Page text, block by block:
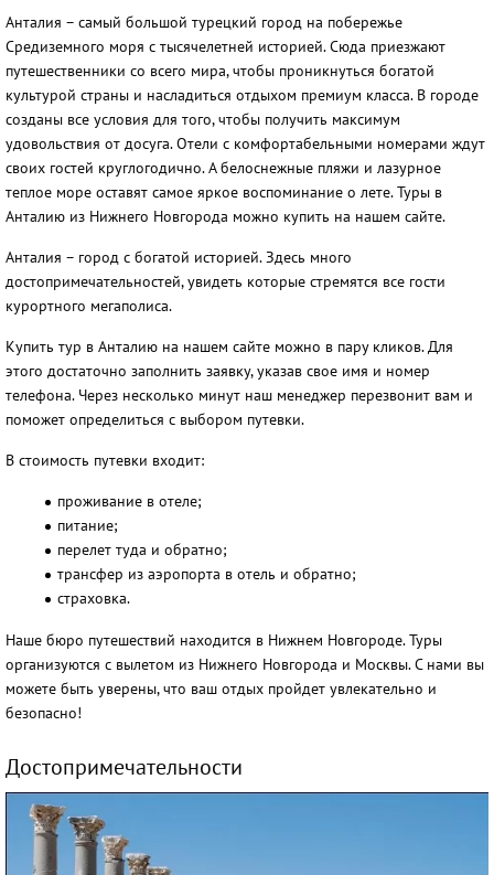
Анталия – самый большой турецкий город на побережье
Средиземного моря с тысячелетней историей. Сюда приезжают
путешественники со всего мира, чтобы проникнуться богатой
культурой страны и насладиться отдыхом премиум класса. В городе
созданы все условия для того, чтобы получить максимум
удовольствия от досуга. Отели с комфортабельными номерами ждут
своих гостей круглогодично. А белоснежные пляжи и лазурное
теплое море оставят самое яркое воспоминание о лете. Туры в
Анталию из Нижнего Новгорода можно купить на нашем сайте.
Анталия – город с богатой историей. Здесь много
достопримечательностей, увидеть которые стремятся все гости
курортного мегаполиса.
Купить тур в Анталию на нашем сайте можно в пару кликов. Для
этого достаточно заполнить заявку, указав свое имя и номер
телефона. Через несколько минут наш менеджер перезвонит вам и
поможет определиться с выбором путевки.
В стоимость путевки входит:
проживание в отеле;
питание;
перелет туда и обратно;
трансфер из аэропорта в отель и обратно;
страховка.
Наше бюро путешествий находится в Нижнем Новгороде. Туры
организуются с вылетом из Нижнего Новгорода и Москвы. С нами вы
можете быть уверены, что ваш отдых пройдет увлекательно и
безопасно!
Достопримечательности